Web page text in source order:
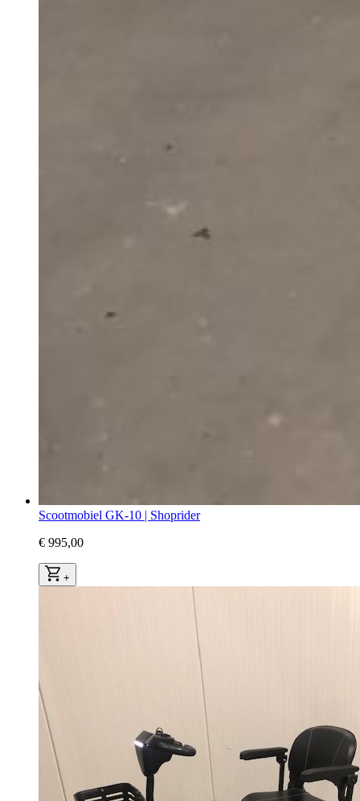
Scootmobiel GK-10 | Shoprider
€ 995,00
+